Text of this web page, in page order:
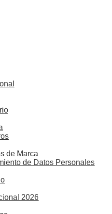
de Marca
de Datos Personales
2026